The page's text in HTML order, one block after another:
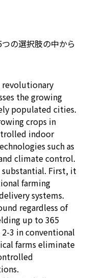
の選択肢の中から
revolutionary
the growing
populated cities.
crops in
indoor
such as
climate control.
First, it
farming
systems.
regardless of
up to 365
3 in conventional
farms eliminate